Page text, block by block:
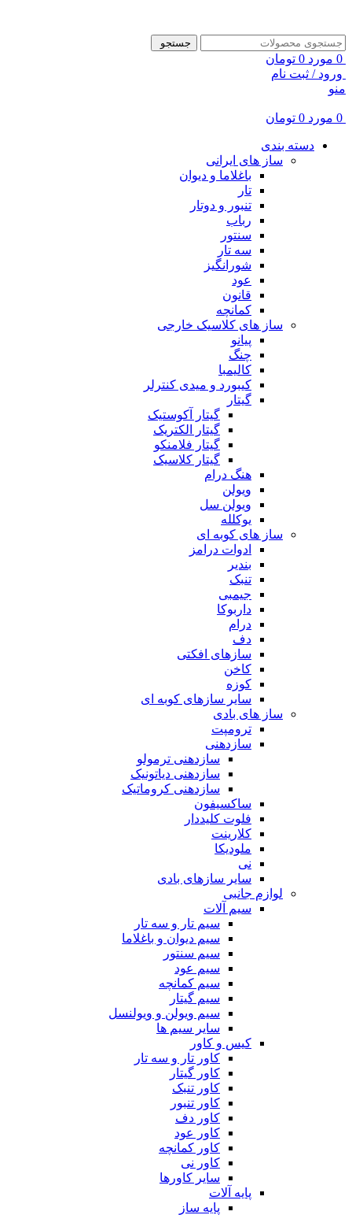
جستجو
0 مورد 0 تومان
ورود / ثبت نام
منو
0 مورد 0 تومان
دسته بندی
ساز های ایرانی
باغلاما و دیوان
تار
تنبور و دوتار
رباب
سنتور
سه تار
شورانگیز
عود
قانون
کمانچه
ساز های کلاسیک خارجی
پیانو
چنگ
کالیمبا
کیبورد و میدی کنترلر
گیتار
گیتار آکوستیک
گیتار الکتریک
گیتار فلامنکو
گیتار کلاسیک
هنگ درام
ویولن
ویولن سل
یوکلله
ساز های کوبه ای
ادوات درامز
بندیر
تنبک
جیمبی
داربوکا
درام
دف
سازهای افکتی
کاخن
کوزه
سایر سازهای کوبه ای
ساز های بادی
ترومپت
سازدهنی
سازدهنی ترمولو
سازدهنی دیاتونیک
سازدهنی کروماتیک
ساکسیفون
فلوت کلیددار
کلارینت
ملودیکا
نی
سایر سازهای بادی
لوازم جانبی
سیم آلات
سیم تار و سه تار
سیم دیوان و باغلاما
سیم سنتور
سیم عود
سیم کمانچه
سیم گیتار
سیم ویولن و ویولنسل
سایر سیم ها
کیس و کاور
کاور تار و سه تار
کاور گیتار
کاور تنبک
کاور تنبور
کاور دف
کاور عود
کاور کمانچه
کاور نی
سایر کاورها
پایه آلات
پایه ساز